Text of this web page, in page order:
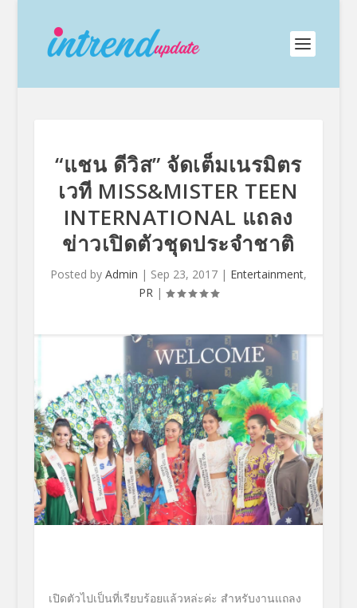
“แชน ดีวิส” จัดเต็มเนรมิตร
เวที MISS&MISTER TEEN
INTERNATIONAL แถลง
ข่าวเปิดตัวชุดประจำชาติ
Posted by Admin | Sep 23, 2017| Entertainment,
PR|
เปิดตัวไปเป็นที่เรียบร้อยแล้วหล่ะค่ะ สำหรับงานแถลง